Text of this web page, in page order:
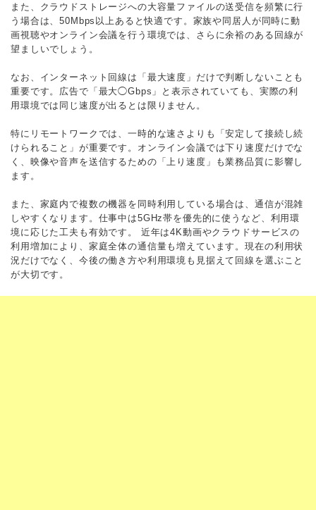
また、クラウドストレージへの大容量ファイルの送受信を頻繁に行
う場合は、50Mbps以上あると快適です。家族や同居人が同時に動
画視聴やオンライン会議を行う環境では、さらに余裕のある回線が
望ましいでしょう。
なお、インターネット回線は「最大速度」だけで判断しないことも
重要です。広告で「最大◯Gbps」と表示されていても、実際の利
用環境では同じ速度が出るとは限りません。
特にリモートワークでは、一時的な速さよりも「安定して接続し続
けられること」が重要です。オンライン会議では下り速度だけでな
く、映像や音声を送信するための「上り速度」も業務品質に影響し
ます。
また、家庭内で複数の機器を同時利用している場合は、通信が混雑
しやすくなります。仕事中は5GHz帯を優先的に使うなど、利用環
境に応じた工夫も有効です。 近年は4K動画やクラウドサービスの
利用増加により、家庭全体の通信量も増えています。現在の利用状
況だけでなく、今後の働き方や利用環境も見据えて回線を選ぶこと
が大切です。